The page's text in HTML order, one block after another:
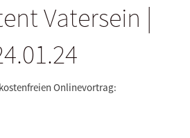
Vatersein |
Onlinevortrag: